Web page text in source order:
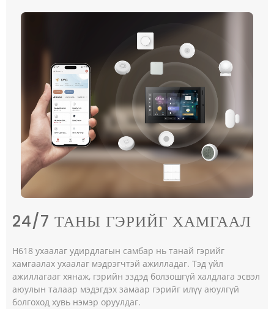
24/7 ТАНЫ ГЭРИЙГ ХАМГААЛ
H618 ухаалаг удирдлагын самбар нь танай гэрийг
хамгаалах ухаалаг мэдрэгчтэй ажилладаг. Тэд үйл
ажиллагааг хянаж, гэрийн эздэд болзошгүй халдлага эсвэл
аюулын талаар мэдэгдэх замаар гэрийг илүү аюулгүй
болгоход хувь нэмэр оруулдаг.